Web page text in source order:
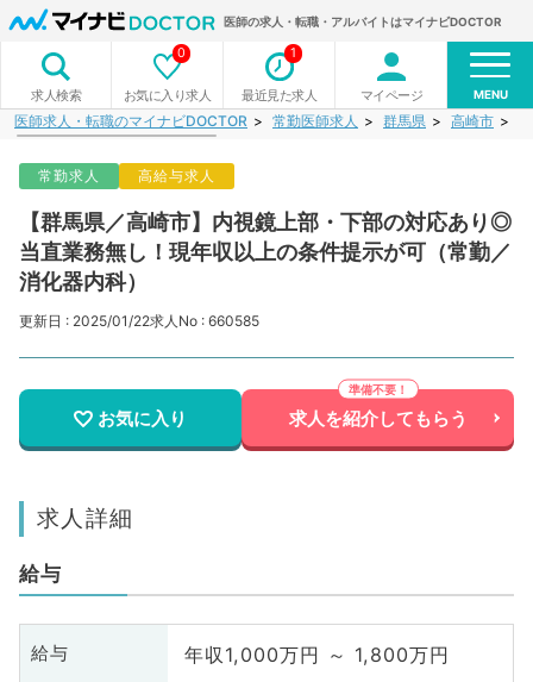
医師の求人・転職・アルバイトはマイナビDOCTOR
求人検索 お気に入り求人
0
最近見た求人
1
マイページ MENU
医師求人・転職のマイナビDOCTOR 常勤医師求人 群馬県 高崎市
常勤求人 高給与求人
【群馬県／高崎市】内視鏡上部・下部の対応あり◎
当直業務無し！現年収以上の条件提示が可（常勤／
消化器内科）
更新日 : 2025/01/22求人No : 660585
お気に入り 求人を紹介してもらう
求人詳細
給与
給与 年収1,000万円 ～ 1,800万円